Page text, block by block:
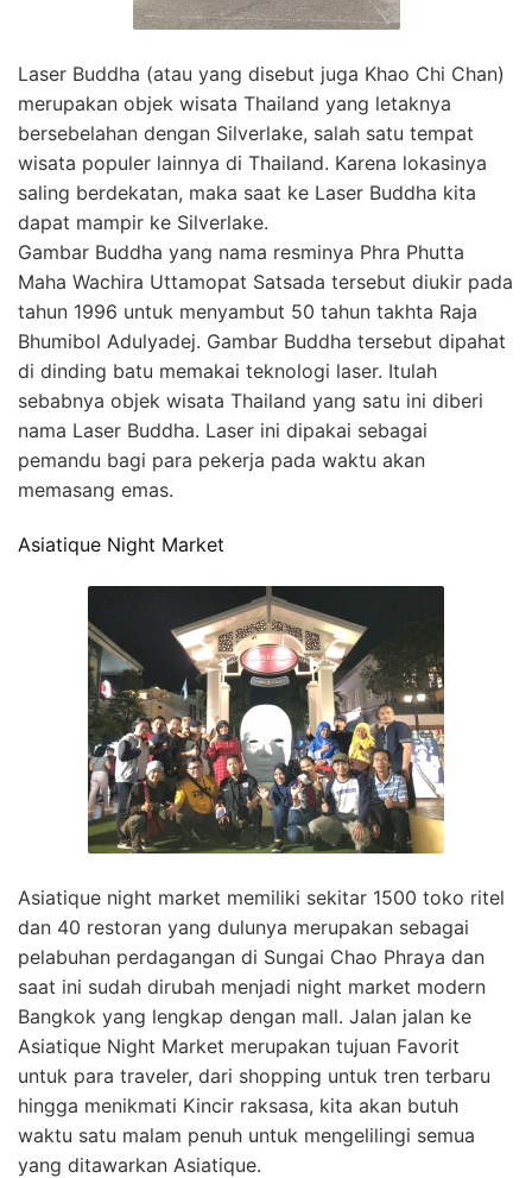
Laser Buddha (atau yang disebut juga Khao Chi Chan)
merupakan objek wisata Thailand yang letaknya
bersebelahan dengan Silverlake, salah satu tempat
wisata populer lainnya di Thailand. Karena lokasinya
saling berdekatan, maka saat ke Laser Buddha kita
dapat mampir ke Silverlake.
Gambar Buddha yang nama resminya Phra Phutta
Maha Wachira Uttamopat Satsada tersebut diukir pada
tahun 1996 untuk menyambut 50 tahun takhta Raja
Bhumibol Adulyadej. Gambar Buddha tersebut dipahat
di dinding batu memakai teknologi laser. Itulah
sebabnya objek wisata Thailand yang satu ini diberi
nama Laser Buddha. Laser ini dipakai sebagai
pemandu bagi para pekerja pada waktu akan
memasang emas.
Asiatique Night Market
Asiatique night market memiliki sekitar 1500 toko ritel
dan 40 restoran yang dulunya merupakan sebagai
pelabuhan perdagangan di Sungai Chao Phraya dan
saat ini sudah dirubah menjadi night market modern
Bangkok yang lengkap dengan mall. Jalan jalan ke
Asiatique Night Market merupakan tujuan Favorit
untuk para traveler, dari shopping untuk tren terbaru
hingga menikmati Kincir raksasa, kita akan butuh
waktu satu malam penuh untuk mengelilingi semua
yang ditawarkan Asiatique.